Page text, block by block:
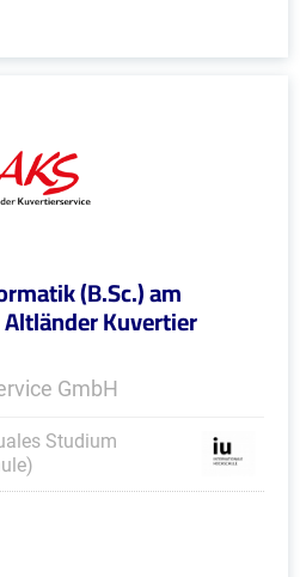
(B.Sc.) am
Kuvertier
GmbH
Studium